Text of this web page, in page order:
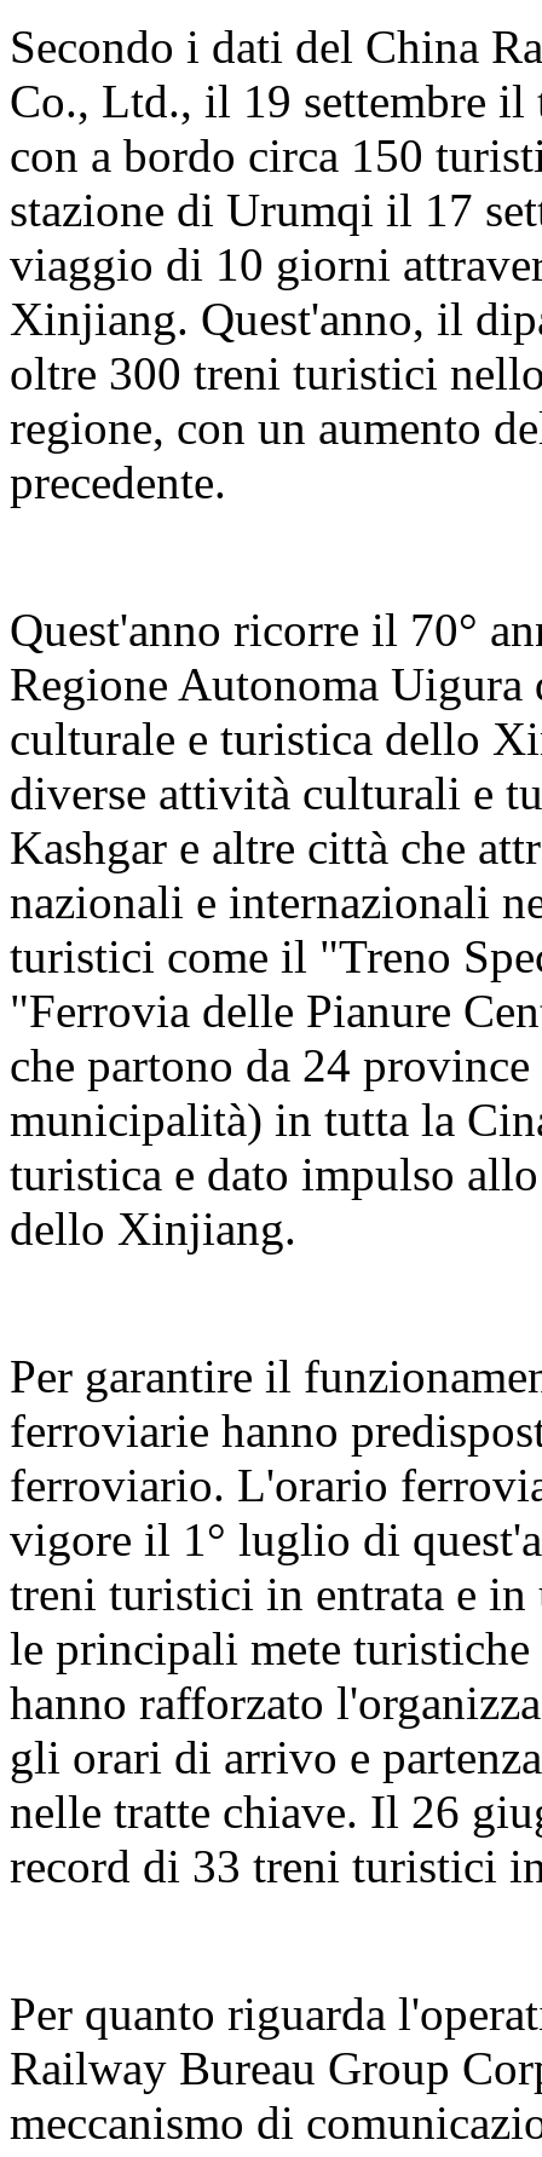
Secondo i dati del China
Co., Ltd., il 19 settembre
con a bordo circa 150
stazione di Urumqi il 17
viaggio di 10 giorni
Xinjiang. Quest'anno, il
oltre 300 treni turistici
regione, con un aumento
precedente.
Quest'anno ricorre il 70°
Regione Autonoma
culturale e turistica dello
diverse attività culturali e
Kashgar e altre città che
nazionali e internazionali
turistici come il "Treno
"Ferrovia delle Pianure
che partono da 24
municipalità) in tutta la
turistica e dato impulso
dello Xinjiang.
Per garantire il
ferroviarie hanno
ferroviario. L'orario
vigore il 1° luglio di
treni turistici in entrata e
le principali mete
hanno rafforzato
gli orari di arrivo e
nelle tratte chiave. Il 26
record di 33 treni turistici
Per quanto riguarda
Railway Bureau Group
meccanismo di